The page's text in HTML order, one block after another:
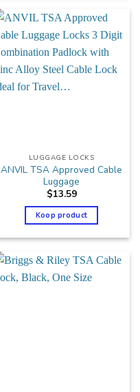
LUGGAGE LOCKS
ANVIL TSA Approved Cable
Luggage
$13.59
Koop product